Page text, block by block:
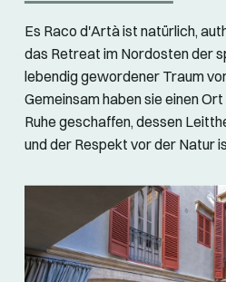
Es Raco d'Artà ist natürlich,
das Retreat im Nordosten der
lebendig gewordener Traum
Gemeinsam haben sie einen
Ruhe geschaffen, dessen
und der Respekt vor der Natur